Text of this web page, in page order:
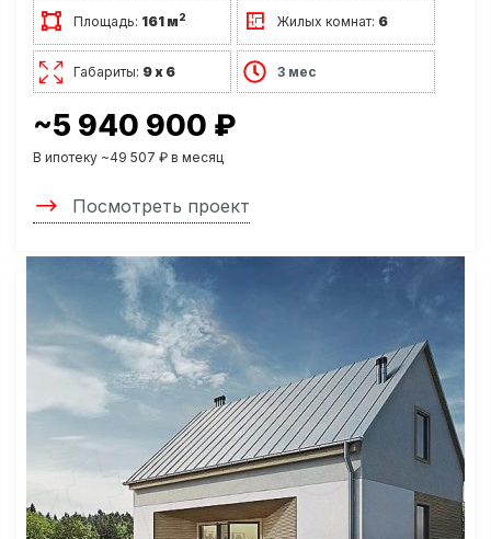
Площадь: 161 м2 Жилых комнат: 6
Габариты: 9 х 6 3 мес
~5 940 900 ₽
В ипотеку ~49 507 ₽ в месяц
Посмотреть проект